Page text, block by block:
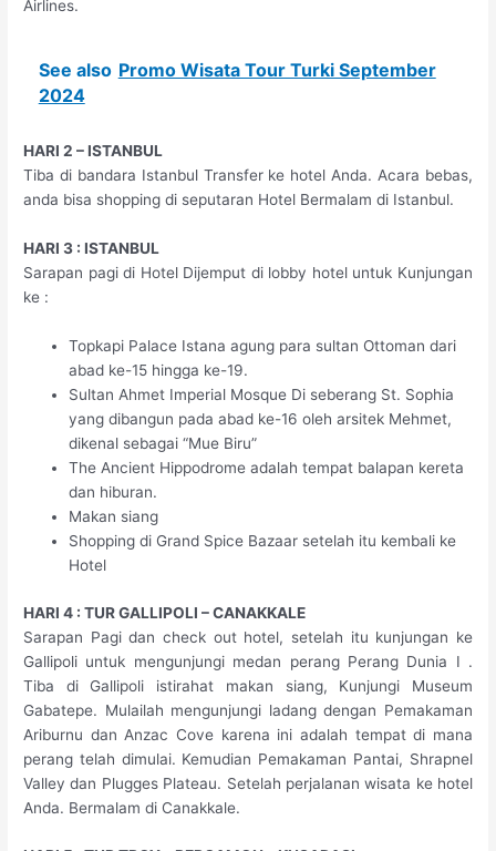
Airlines.
See also Promo Wisata Tour Turki September
2024
HARI 2 – ISTANBUL
Tiba di bandara Istanbul Transfer ke hotel Anda. Acara bebas,
anda bisa shopping di seputaran Hotel Bermalam di Istanbul.
HARI 3 : ISTANBUL
Sarapan pagi di Hotel Dijemput di lobby hotel untuk Kunjungan
ke :
Topkapi Palace Istana agung para sultan Ottoman dari
abad ke-15 hingga ke-19.
Sultan Ahmet Imperial Mosque Di seberang St. Sophia
yang dibangun pada abad ke-16 oleh arsitek Mehmet,
dikenal sebagai “Mue Biru”
The Ancient Hippodrome adalah tempat balapan kereta
dan hiburan.
Makan siang
Shopping di Grand Spice Bazaar setelah itu kembali ke
Hotel
HARI 4 : TUR GALLIPOLI – CANAKKALE
Sarapan Pagi dan check out hotel, setelah itu kunjungan ke
Gallipoli untuk mengunjungi medan perang Perang Dunia I .
Tiba di Gallipoli istirahat makan siang, Kunjungi Museum
Gabatepe. Mulailah mengunjungi ladang dengan Pemakaman
Ariburnu dan Anzac Cove karena ini adalah tempat di mana
perang telah dimulai. Kemudian Pemakaman Pantai, Shrapnel
Valley dan Plugges Plateau. Setelah perjalanan wisata ke hotel
Anda. Bermalam di Canakkale.